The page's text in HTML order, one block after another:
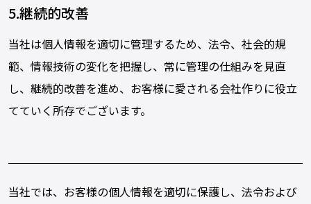
5.継続的改善
当社は個人情報を適切に管理するため、法令、社会的規
範、情報技術の変化を把握し、常に管理の仕組みを見直
し、継続的改善を進め、お客様に愛される会社作りに役立
てていく所存でございます。
当社では、お客様の個人情報を適切に保護し、法令および